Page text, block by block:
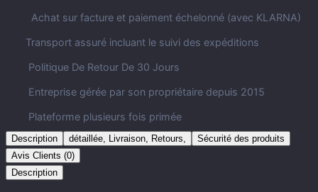
Achat sur facture et paiement échelonné (avec KLARNA)
Transport assuré incluant le suivi des expéditions
Politique De Retour De 30 Jours
Entreprise gérée par son propriétaire depuis 2015
Plateforme plusieurs fois primée
Description détaillée, Livraison, Retours,
Sécurité des produits
Avis Clients (0)
Description